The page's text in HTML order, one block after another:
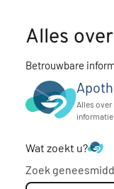
Alles
Betrouwbare
Alles
informatie
Wat zoekt u?
Zoek